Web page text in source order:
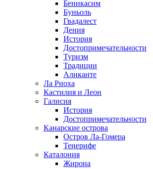
Беникасим
Буньоль
Гвадалест
Дения
История
Достопримечательности
Туризм
Традиции
Аликанте
Ла Риоха
Кастилия и Леон
Галисия
История
Достопримечательности
Канарские острова
Остров Ла-Гомера
Тенерифе
Каталония
Жирона